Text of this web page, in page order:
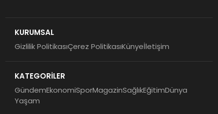
KURUMSAL
Gizlilik PolitikasıÇerez PolitikasıKünyeİletişim
KATEGORİLER
GündemEkonomiSporMagazinSağlıkEğitimDünya
Yaşam